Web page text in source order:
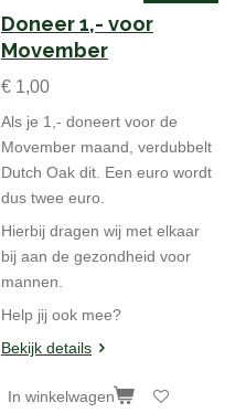
Doneer 1,- voor
Movember
€ 1,00
Als je 1,- doneert voor de
Movember maand, verdubbelt
Dutch Oak dit. Een euro wordt
dus twee euro.
Hierbij dragen wij met elkaar
bij aan de gezondheid voor
mannen.
Help jij ook mee?
Bekijk details
In winkelwagen